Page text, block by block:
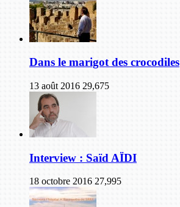
Dans le marigot des crocodiles
13 août 2016 29,675
Interview : Saïd AÏDI
18 octobre 2016 27,995